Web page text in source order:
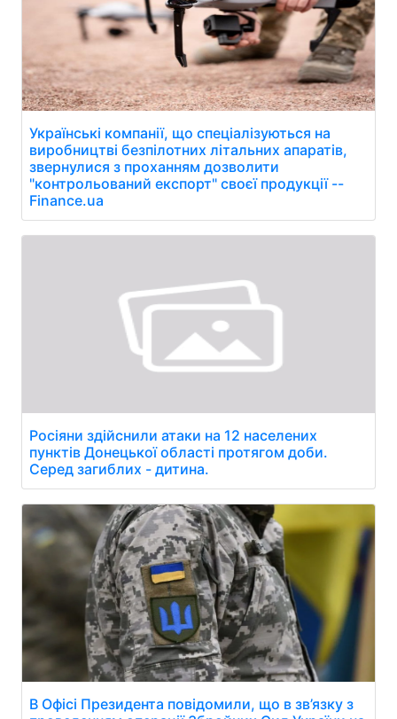
Українські компанії, що спеціалізуються на
виробництві безпілотних літальних апаратів,
звернулися з проханням дозволити
"контрольований експорт" своєї продукції --
Finance.ua
Росіяни здійснили атаки на 12 населених
пунктів Донецької області протягом доби.
Серед загиблих - дитина.
В Офісі Президента повідомили, що в зв’язку з